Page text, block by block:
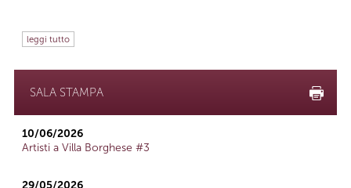
leggi tutto
SALA STAMPA
10/06/2026
Artisti a Villa Borghese #3